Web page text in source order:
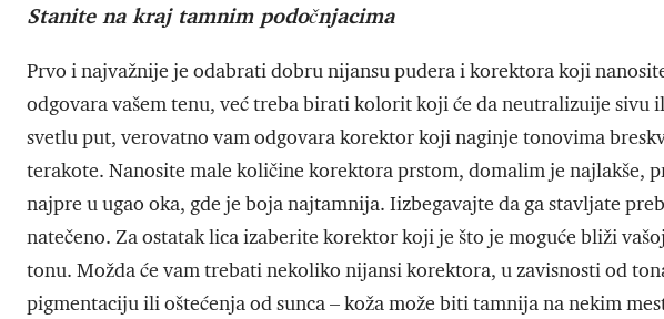
Stanite na kraj tamnim podočnjacima
Prvo i najvažnije je odabrati dobru nijansu pudera i korektora koji
odgovara vašem tenu, već treba birati kolorit koji će da neutralizuije sivu
svetlu put, verovatno vam odgovara korektor koji naginje tonovima
terakote. Nanosite male količine korektora prstom, domalim je najlakše,
najpre u ugao oka, gde je boja najtamnija. Iizbegavajte da ga stavljate
natečeno. Za ostatak lica izaberite korektor koji je što je moguće bliži
tonu. Možda će vam trebati nekoliko nijansi korektora, u zavisnosti od
pigmentaciju ili oštećenja od sunca – koža može biti tamnija na nekim